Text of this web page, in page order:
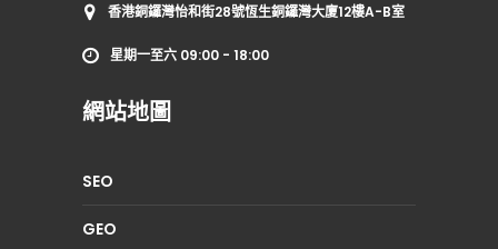
香港銅鑼灣怡和街28號恆生銅鑼灣大廈12樓A-B室
星期一至六 09:00 - 18:00
網站地圖
SEO
GEO